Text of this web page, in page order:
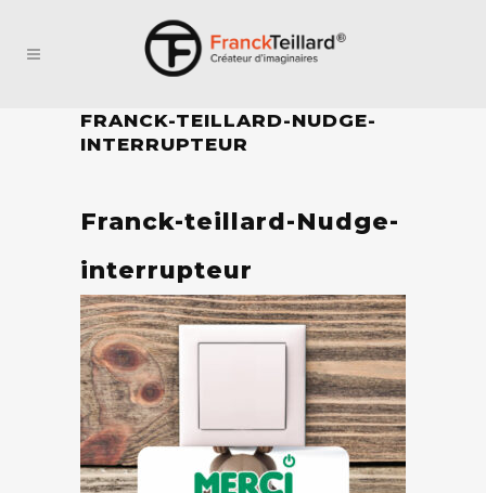
FRANCK-TEILLARD-NUDGE-
INTERRUPTEUR
Franck-teillard-Nudge-
interrupteur